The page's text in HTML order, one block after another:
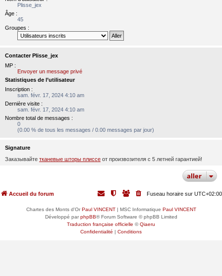
Plisse_jex
Âge :
45
Groupes :
Contacter Plisse_jex
MP :
Envoyer un message privé
Statistiques de l’utilisateur
Inscription :
sam. févr. 17, 2024 4:10 am
Dernière visite :
sam. févr. 17, 2024 4:10 am
Nombre total de messages :
0
(0.00 % de tous les messages / 0.00 messages par jour)
Signature
Заказывайте тканевые шторы плиссе от произвозителя с 5 летней гарантией!
aller
Accueil du forum Fuseau horaire sur UTC+02:00
Chartes des Monts d'OrPaul VINCENT| MSC Informatique Paul VINCENT
Développé parphpBB® Forum Software © phpBB Limited
Traduction française officielle ©Qiaeru
Confidentialité | Conditions